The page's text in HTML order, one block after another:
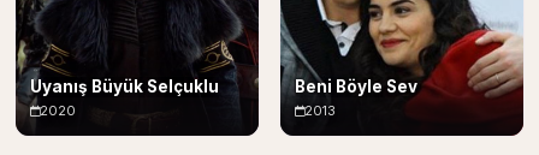
Uyanış Büyük Selçuklu
2020
Beni Böyle Sev
2013